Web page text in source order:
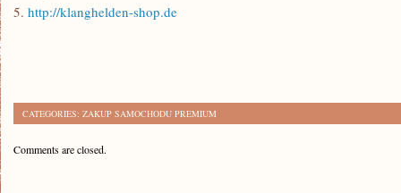
5. http://klanghelden-shop.de
CATEGORIES: ZAKUP SAMOCHODU PREMIUM
Comments are closed.